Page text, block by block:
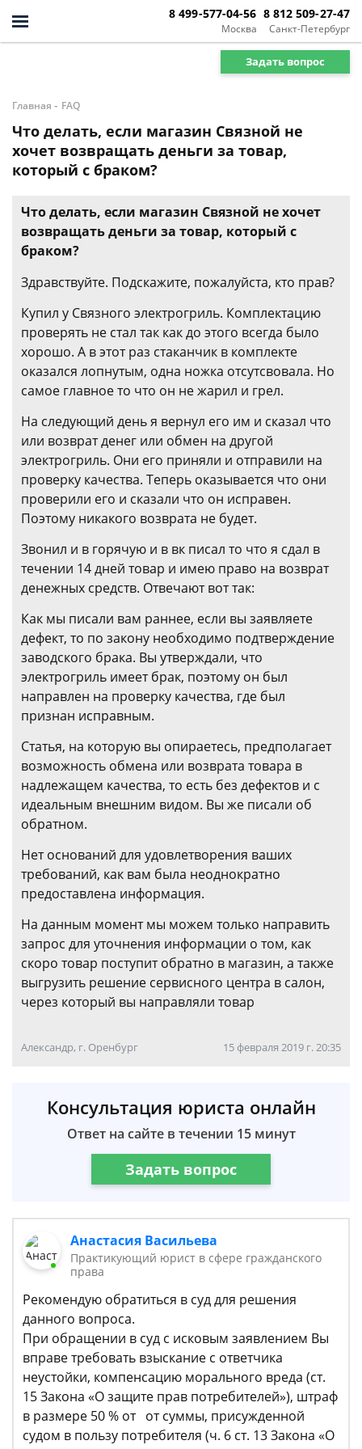
Москва
8 499-577-04-56
Санкт-Петербург
8 812 509-27-47
Задать вопрос
Главная - FAQ
Что делать, если магазин Связной не
хочет возвращать деньги за товар,
который с браком?
Что делать, если магазин Связной не хочет
возвращать деньги за товар, который с
браком?
Здравствуйте. Подскажите, пожалуйста, кто прав?
Купил у Связного электрогриль. Комплектацию
проверять не стал так как до этого всегда было
хорошо. А в этот раз стаканчик в комплекте
оказался лопнутым, одна ножка отсутсвовала. Но
самое главное то что он не жарил и грел.
На следующий день я вернул его им и сказал что
или возврат денег или обмен на другой
электрогриль. Они его приняли и отправили на
проверку качества. Теперь оказывается что они
проверили его и сказали что он исправен.
Поэтому никакого возврата не будет.
Звонил и в горячую и в вк писал то что я сдал в
течении 14 дней товар и имею право на возврат
денежных средств. Отвечают вот так:
Как мы писали вам раннее, если вы заявляете
дефект, то по закону необходимо подтверждение
заводского брака. Вы утверждали, что
электрогриль имеет брак, поэтому он был
направлен на проверку качества, где был
признан исправным.
Статья, на которую вы опираетесь, предполагает
возможность обмена или возврата товара в
надлежащем качества, то есть без дефектов и с
идеальным внешним видом. Вы же писали об
обратном.
Нет оснований для удовлетворения ваших
требований, как вам была неоднократно
предоставлена информация.
На данным момент мы можем только направить
запрос для уточнения информации о том, как
скоро товар поступит обратно в магазин, а также
выгрузить решение сервисного центра в салон,
через который вы направляли товар
Александр, г. Оренбург 15 февраля 2019 г. 20:35
Консультация юриста онлайн
Ответ на сайте в течении 15 минут
Задать вопрос
Анастасия Васильева
Практикующий юрист в сфере гражданского
права
Рекомендую обратиться в суд для решения
данного вопроса.
При обращении в суд с исковым заявлением Вы
вправе требовать взыскание с ответчика
неустойки, компенсацию морального вреда (ст.
15 Закона «О защите прав потребителей»), штраф
в размере 50 % от от суммы, присужденной
судом в пользу потребителя (ч. 6 ст. 13 Закона «О